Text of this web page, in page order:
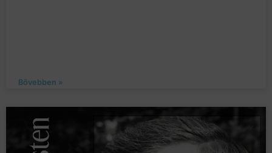
Bővebben »